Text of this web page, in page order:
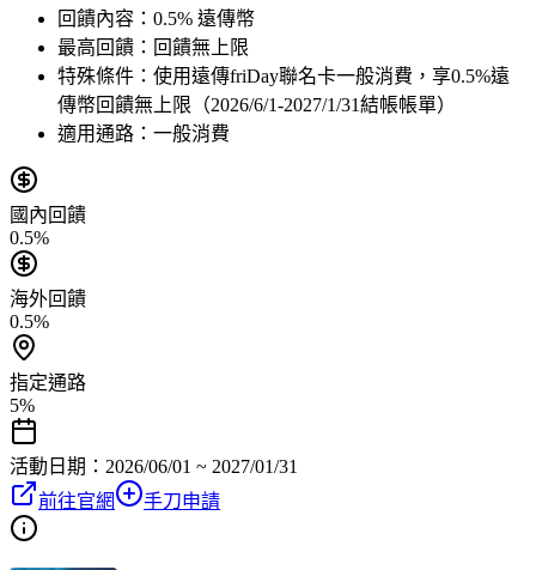
回饋內容： 0.5% 遠傳幣
最高回饋： 回饋無上限
特殊條件： 使用遠傳friDay聯名卡一般消費，享0.5%遠
傳幣回饋無上限（2026/6/1-2027/1/31結帳帳單）
適用通路： 一般消費
國內回饋
0.5%
海外回饋
0.5%
指定通路
5%
活動日期： 2026/06/01 ~ 2027/01/31
前往官網
手刀申請